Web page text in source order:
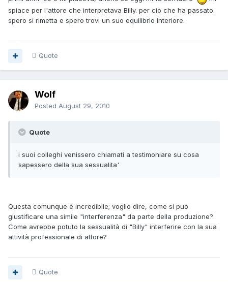
spiace per l'attore che interpretava Billy. per ciò che ha passato.
spero si rimetta e spero trovi un suo equilibrio interiore.
Quote
Wolf
Posted August 29, 2010
Quote
i suoi colleghi venissero chiamati a testimoniare su cosa
sapessero della sua sessualita'
Questa comunque è incredibile; voglio dire, come si può
giustificare una simile "interferenza" da parte della produzione?
Come avrebbe potuto la sessualità di "Billy" interferire con la sua
attività professionale di attore?
Quote